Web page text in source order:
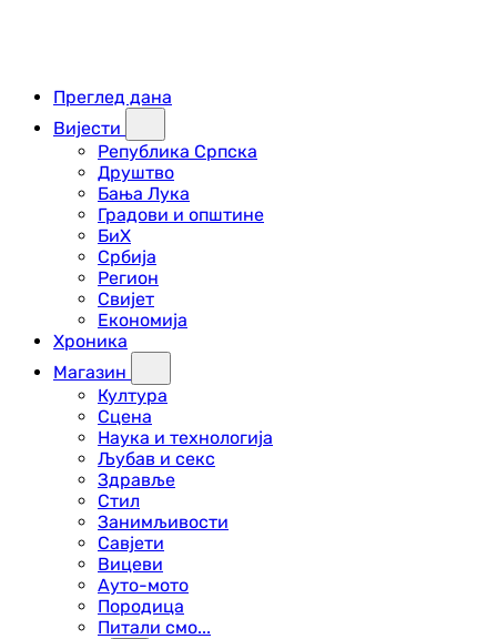
Преглед дана
Вијести
Република Српска
Друштво
Бања Лука
Градови и општине
БиХ
Србија
Регион
Свијет
Економија
Хроника
Магазин
Култура
Сцена
Наука и технологија
Љубав и секс
Здравље
Стил
Занимљивости
Савјети
Вицеви
Ауто-мото
Породица
Питали смо...